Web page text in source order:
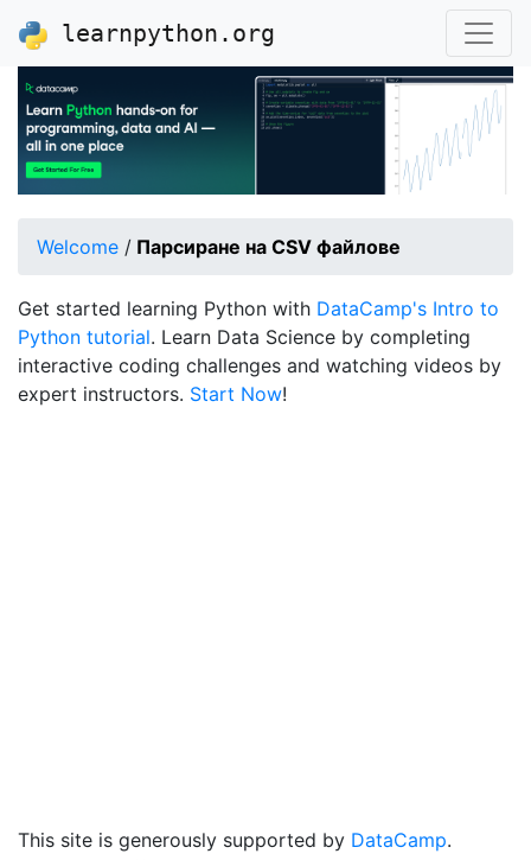
learnpython.org
Welcome / Парсиране на CSV файлове
Get started learning Python with DataCamp's Intro to
Python tutorial. Learn Data Science by completing
interactive coding challenges and watching videos by
expert instructors. Start Now!
This site is generously supported by DataCamp.